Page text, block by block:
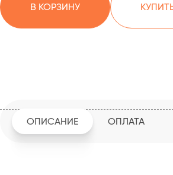
В КОРЗИНУ
ОПИСАНИЕ ОПЛАТА